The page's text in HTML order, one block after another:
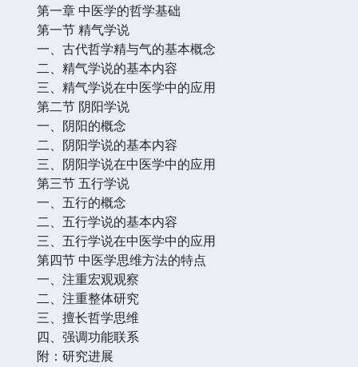
第一章 中医学的哲学基础
第一节 精气学说
一、古代哲学精与气的基本概念
二、精气学说的基本内容
三、精气学说在中医学中的应用
第二节 阴阳学说
一、阴阳的概念
二、阴阳学说的基本内容
三、阴阳学说在中医学中的应用
第三节 五行学说
一、五行的概念
二、五行学说的基本内容
三、五行学说在中医学中的应用
第四节 中医学思维方法的特点
一、注重宏观观察
二、注重整体研究
三、擅长哲学思维
四、强调功能联系
附：研究进展